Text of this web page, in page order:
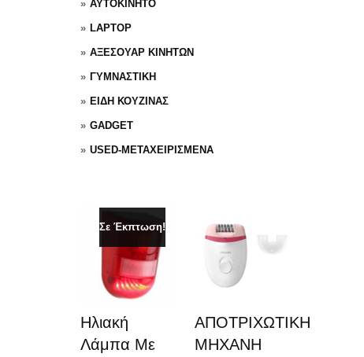
ΑΥΤΟΚΙΝΗΤΟ
LAPTOP
ΑΞΕΣΟΥΑΡ ΚΙΝΗΤΩΝ
ΓΥΜΝΑΣΤΙΚΗ
ΕΙΔΗ ΚΟΥΖΙΝΑΣ
GADGET
USED-ΜΕΤΑΧΕΙΡΙΣΜΕΝΑ
Σε Έκπτωση!
Ηλιακή
Λάμπα Με
ΑΠΟΤΡΙΧΩΤΙΚΗ
ΜΗΧΑΝΗ